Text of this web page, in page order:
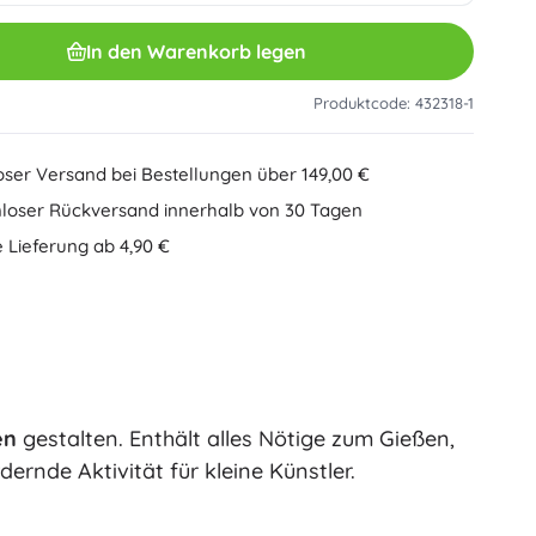
Heftumschläge
Sonstiges
Minifiguren
Wicked (Die Hexe)
Kreatives Spielzeug
Malen
Musikspielzeug
+ Mehr anzeigen
Gesellschaftsspiele und Knobelspiele
Partyspiele
+ Mehr anzeigen
In den Warenkorb legen
Produktcode: 432318-1
Versand bei Bestellungen über 149,00 €
Rückversand innerhalb von 30 Tagen
Lieferung ab 4,90 €
gestalten. Enthält alles Nötige zum Gießen,
Aktivität für kleine Künstler.